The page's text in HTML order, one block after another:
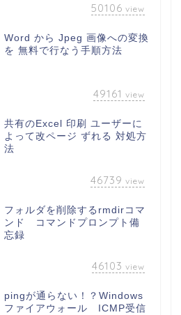
50106 view
Word から Jpeg 画像への変換
を 無料で行なう手順方法
49161 view
共有のExcel 印刷 ユーザーに
よって改ページ ずれる 対処方
法
46739 view
フォルダを削除するrmdirコマ
ンド コマンドプロンプト備
忘録
46103 view
pingが通らない！？Windows
ファイアウォール ICMP受信